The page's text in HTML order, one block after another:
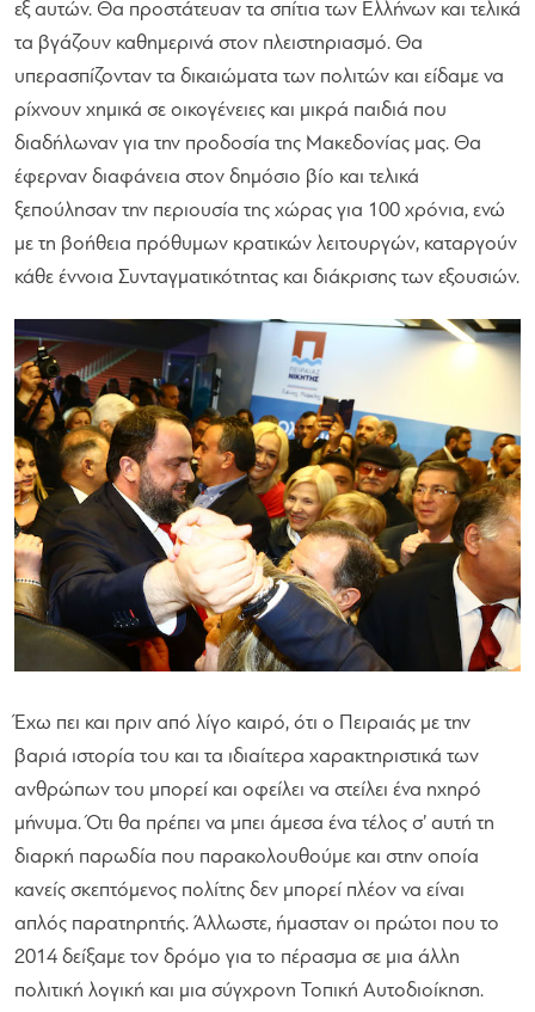
εξ αυτών. Θα προστάτευαν τα σπίτια των Ελλήνων και τελικά
τα βγάζουν καθημερινά στον πλειστηριασμό. Θα
υπερασπίζονταν τα δικαιώματα των πολιτών και είδαμε να
ρίχνουν χημικά σε οικογένειες και μικρά παιδιά που
διαδήλωναν για την προδοσία της Μακεδονίας μας. Θα
έφερναν διαφάνεια στον δημόσιο βίο και τελικά
ξεπούλησαν την περιουσία της χώρας για 100 χρόνια, ενώ
με τη βοήθεια πρόθυμων κρατικών λειτουργών, καταργούν
κάθε έννοια Συνταγματικότητας και διάκρισης των εξουσιών.
Έχω πει και πριν από λίγο καιρό, ότι ο Πειραιάς με την
βαριά ιστορία του και τα ιδιαίτερα χαρακτηριστικά των
ανθρώπων του μπορεί και οφείλει να στείλει ένα ηχηρό
μήνυμα. Ότι θα πρέπει να μπει άμεσα ένα τέλος σ’ αυτή τη
διαρκή παρωδία που παρακολουθούμε και στην οποία
κανείς σκεπτόμενος πολίτης δεν μπορεί πλέον να είναι
απλός παρατηρητής. Άλλωστε, ήμασταν οι πρώτοι που το
2014 δείξαμε τον δρόμο για το πέρασμα σε μια άλλη
πολιτική λογική και μια σύγχρονη Τοπική Αυτοδιοίκηση.